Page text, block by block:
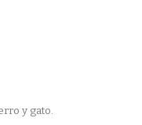
y gato.